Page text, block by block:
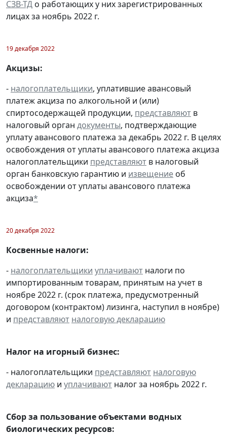
СЗВ-ТД о работающих у них зарегистрированных
лицах за ноябрь 2022 г.
19 декабря 2022
Акцизы:
- налогоплательщики, уплатившие авансовый
платеж акциза по алкогольной и (или)
спиртосодержащей продукции, представляют в
налоговый орган документы, подтверждающие
уплату авансового платежа за декабрь 2022 г. В целях
освобождения от уплаты авансового платежа акциза
налогоплательщики представляют в налоговый
орган банковскую гарантию и извещение об
освобождении от уплаты авансового платежа
акциза*
20 декабря 2022
Косвенные налоги:
- налогоплательщики уплачивают налоги по
импортированным товарам, принятым на учет в
ноябре 2022 г. (срок платежа, предусмотренный
договором (контрактом) лизинга, наступил в ноябре)
и представляют налоговую декларацию
Налог на игорный бизнес:
- налогоплательщики представляют налоговую
декларацию и уплачивают налог за ноябрь 2022 г.
Сбор за пользование объектами водных
биологических ресурсов: